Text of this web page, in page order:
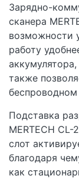
Зарядно-
сканера
возможности
работу
также
Подставка
MERTECH
слот
благодаря
как